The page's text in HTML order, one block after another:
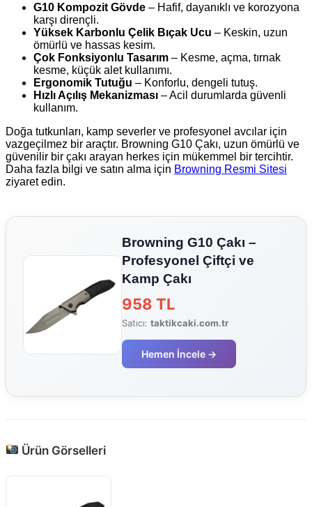
G10 Kompozit Gövde – Hafif, dayanıklı ve korozyona
karşı dirençli.
Yüksek Karbonlu Çelik Bıçak Ucu – Keskin, uzun
ömürlü ve hassas kesim.
Çok Fonksiyonlu Tasarım – Kesme, açma, tırnak
kesme, küçük alet kullanımı.
Ergonomik Tutuğu – Konforlu, dengeli tutuş.
Hızlı Açılış Mekanizması – Acil durumlarda güvenli
kullanım.
Doğa tutkunları, kamp severler ve profesyonel avcılar için
vazgeçilmez bir araçtır. Browning G10 Çakı, uzun ömürlü ve
güvenilir bir çakı arayan herkes için mükemmel bir tercihtir.
Daha fazla bilgi ve satın alma için Browning Resmi Sitesi
ziyaret edin.
Browning G10 Çakı –
Profesyonel Çiftçi ve
Kamp Çakı
958 TL
Satıcı: taktikcaki.com.tr
Hemen İncele →
Ürün Görselleri